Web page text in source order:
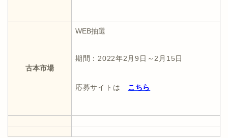
古本市場
WEB抽選
期間：2022年2月9日～2月15日
応募サイトは こちら